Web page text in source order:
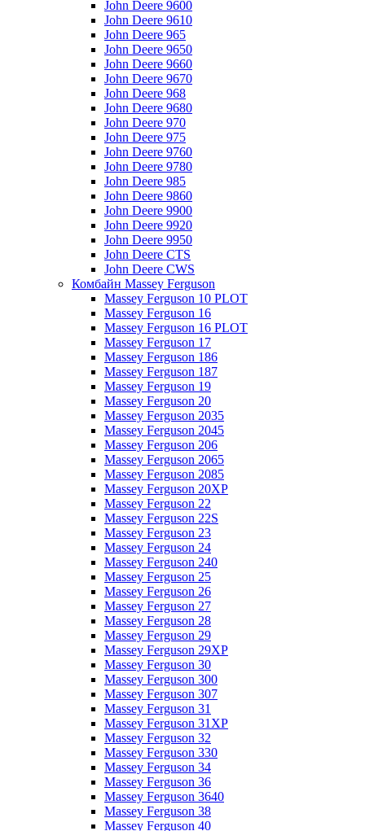
John Deere 9600
John Deere 9610
John Deere 965
John Deere 9650
John Deere 9660
John Deere 9670
John Deere 968
John Deere 9680
John Deere 970
John Deere 975
John Deere 9760
John Deere 9780
John Deere 985
John Deere 9860
John Deere 9900
John Deere 9920
John Deere 9950
John Deere CTS
John Deere CWS
Комбайн Massey Ferguson
Massey Ferguson 10 PLOT
Massey Ferguson 16
Massey Ferguson 16 PLOT
Massey Ferguson 17
Massey Ferguson 186
Massey Ferguson 187
Massey Ferguson 19
Massey Ferguson 20
Massey Ferguson 2035
Massey Ferguson 2045
Massey Ferguson 206
Massey Ferguson 2065
Massey Ferguson 2085
Massey Ferguson 20XP
Massey Ferguson 22
Massey Ferguson 22S
Massey Ferguson 23
Massey Ferguson 24
Massey Ferguson 240
Massey Ferguson 25
Massey Ferguson 26
Massey Ferguson 27
Massey Ferguson 28
Massey Ferguson 29
Massey Ferguson 29XP
Massey Ferguson 30
Massey Ferguson 300
Massey Ferguson 307
Massey Ferguson 31
Massey Ferguson 31XP
Massey Ferguson 32
Massey Ferguson 330
Massey Ferguson 34
Massey Ferguson 36
Massey Ferguson 3640
Massey Ferguson 38
Massey Ferguson 40